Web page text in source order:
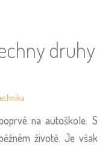
druhy
na autoškole. S
životě. Je však